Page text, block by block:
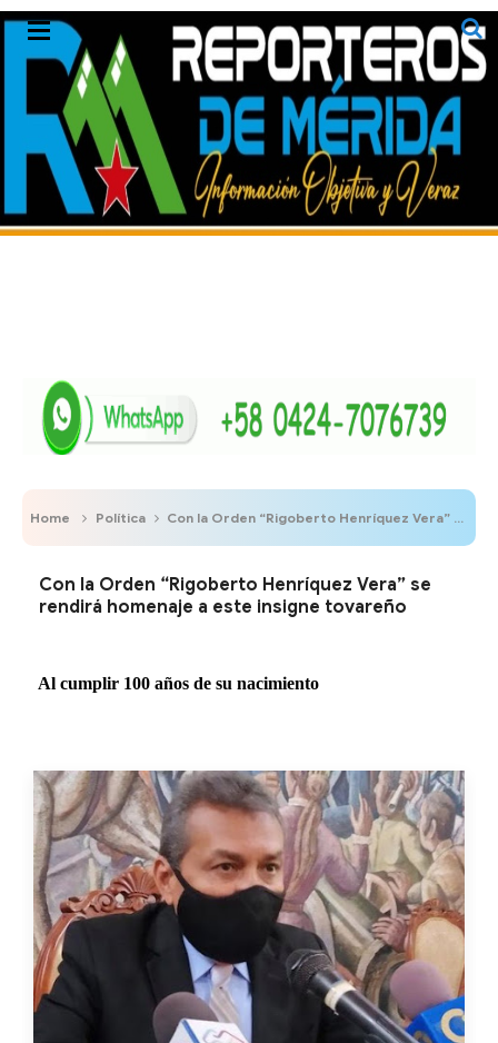
Home Política Con la Orden “Rigoberto Henríquez Vera” se rendirá homenaje a este insigne tovareño
Con la Orden “Rigoberto Henríquez Vera” se
rendirá homenaje a este insigne tovareño
Al cumplir 100 años de su nacimiento